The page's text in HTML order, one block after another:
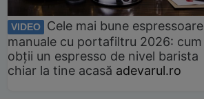
VIDEO
Cele mai bune espressoare
manuale cu portafiltru 2026: cum
obții un espresso de nivel barista
chiar la tine acasă adevarul.ro